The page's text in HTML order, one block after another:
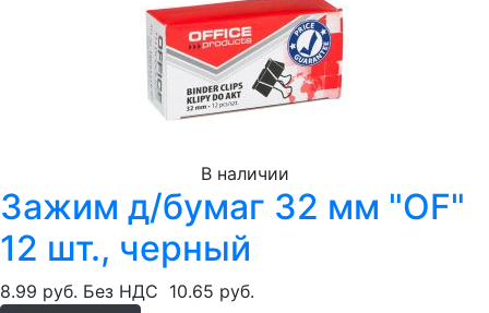
В наличии
Зажим д/бумаг 32 мм "OF"
12 шт., черный
8.99 руб. Без НДС 10.65 руб.